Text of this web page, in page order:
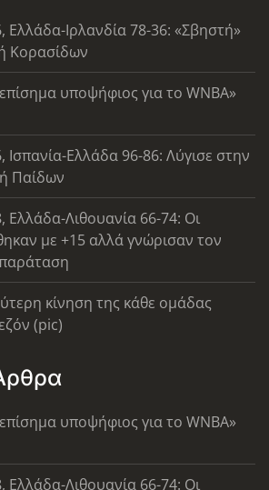
Ιρλανδία 78-36: «Σβηστή»
Κορασίδων
υποψήφιος για το WNBA»
Ελλάδα 96-86: Λύγισε στην
Παίδων
Λιθουανία 66-74: Οι
με +15 αλλά γνώρισαν τον
κίνηση της κάθε ομάδας
(pic)
υποψήφιος για το WNBA»
Λιθουανία 66-74: Οι